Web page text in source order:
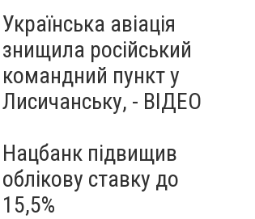
Українська авіація
знищила російський
командний пункт у
Лисичанську, - ВІДЕО
Нацбанк підвищив
облікову ставку до
15,5%